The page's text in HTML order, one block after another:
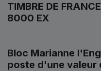
TIMBRE DE
8000 EX
Bloc Marianne
poste d'une valeur